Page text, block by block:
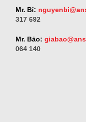
Mr. Bỉ:
317 692
Mr. Bảo:
064 140